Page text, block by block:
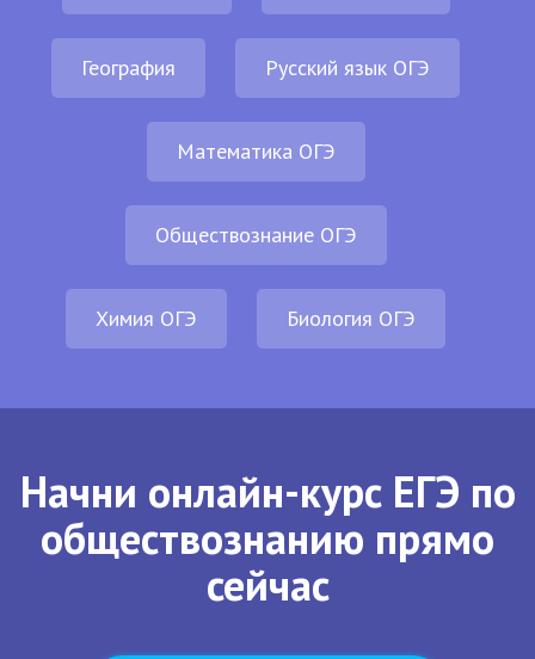
География Русский язык ОГЭ
Математика ОГЭ
Обществознание ОГЭ
Химия ОГЭ Биология ОГЭ
Начни онлайн-курс ЕГЭ по
обществознанию прямо
сейчас